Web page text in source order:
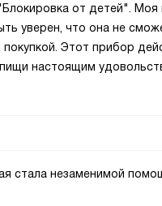
от детей". Моя
уверен, что она не
Этот прибор
настоящим
стала незаменимой